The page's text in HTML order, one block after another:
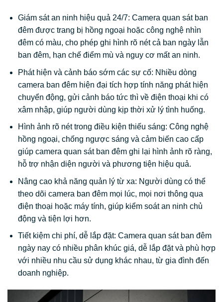
Giám sát an ninh hiệu quả 24/7: Camera quan sát ban
đêm được trang bị hồng ngoại hoặc công nghệ nhìn
đêm có màu, cho phép ghi hình rõ nét cả ban ngày lẫn
ban đêm, hạn chế điểm mù và nguy cơ mất an ninh.
Phát hiện và cảnh báo sớm các sự cố: Nhiều dòng
camera ban đêm hiện đại tích hợp tính năng phát hiện
chuyển động, gửi cảnh báo tức thì về điện thoại khi có
xâm nhập, giúp người dùng kịp thời xử lý tình huống.
Hình ảnh rõ nét trong điều kiện thiếu sáng: Công nghệ
hồng ngoại, chống ngược sáng và cảm biến cao cấp
giúp camera quan sát ban đêm ghi lại hình ảnh rõ ràng,
hỗ trợ nhận diện người và phương tiện hiệu quả.
Nâng cao khả năng quản lý từ xa: Người dùng có thể
theo dõi camera ban đêm mọi lúc, mọi nơi thông qua
điện thoại hoặc máy tính, giúp kiểm soát an ninh chủ
động và tiện lợi hơn.
Tiết kiệm chi phí, dễ lắp đặt: Camera quan sát ban đêm
ngày nay có nhiều phân khúc giá, dễ lắp đặt và phù hợp
với nhiều nhu cầu sử dụng khác nhau, từ gia đình đến
doanh nghiệp.